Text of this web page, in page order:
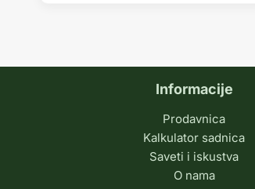
Informacije
Prodavnica
Kalkulator sadnica
Saveti i iskustva
O nama